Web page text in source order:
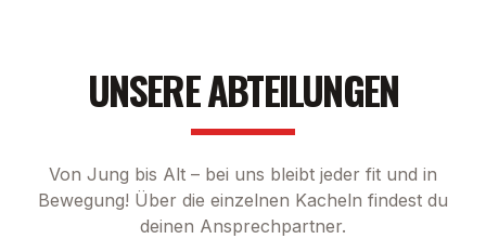
UNSERE ABTEILUNGEN
Von Jung bis Alt – bei uns bleibt jeder fit und in
Bewegung! Über die einzelnen Kacheln findest du
deinen Ansprechpartner.